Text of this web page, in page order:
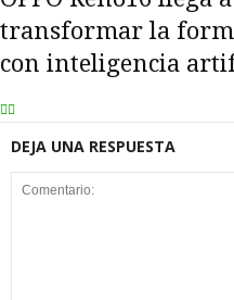
transformar la
con inteligencia
DEJA UNA RESPUESTA